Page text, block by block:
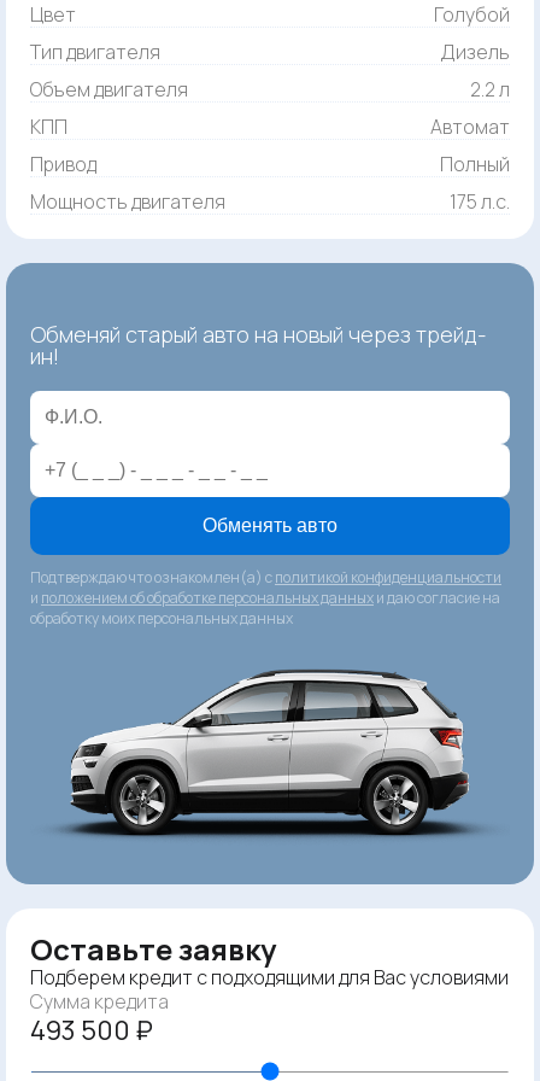
Цвет
Голубой
Тип двигателя
Дизель
Объем двигателя
2.2 л
КПП
Автомат
Привод
Полный
Мощность двигателя
175 л.с.
Обменяй старый авто на новый через трейд-
ин!
Обменять авто
Подтверждаю что ознакомлен(а) сполитикой конфиденциальности
и положением об обработке персональных данныхи даю согласие на
обработку моих персональных данных
Оставьте заявку
Подберем кредит с подходящими для Вас условиями
Сумма кредита
493 500 ₽